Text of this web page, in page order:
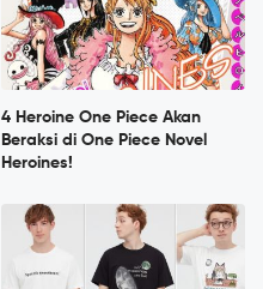
4 Heroine One Piece Akan
Beraksi di One Piece Novel
Heroines!